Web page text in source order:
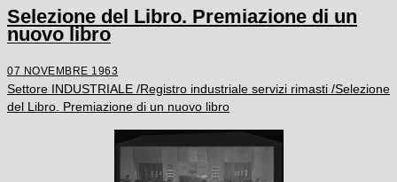
Selezione del Libro. Premiazione di un
nuovo libro
07 NOVEMBRE 1963
Settore INDUSTRIALE /Registro industriale servizi rimasti /Selezione
del Libro. Premiazione di un nuovo libro